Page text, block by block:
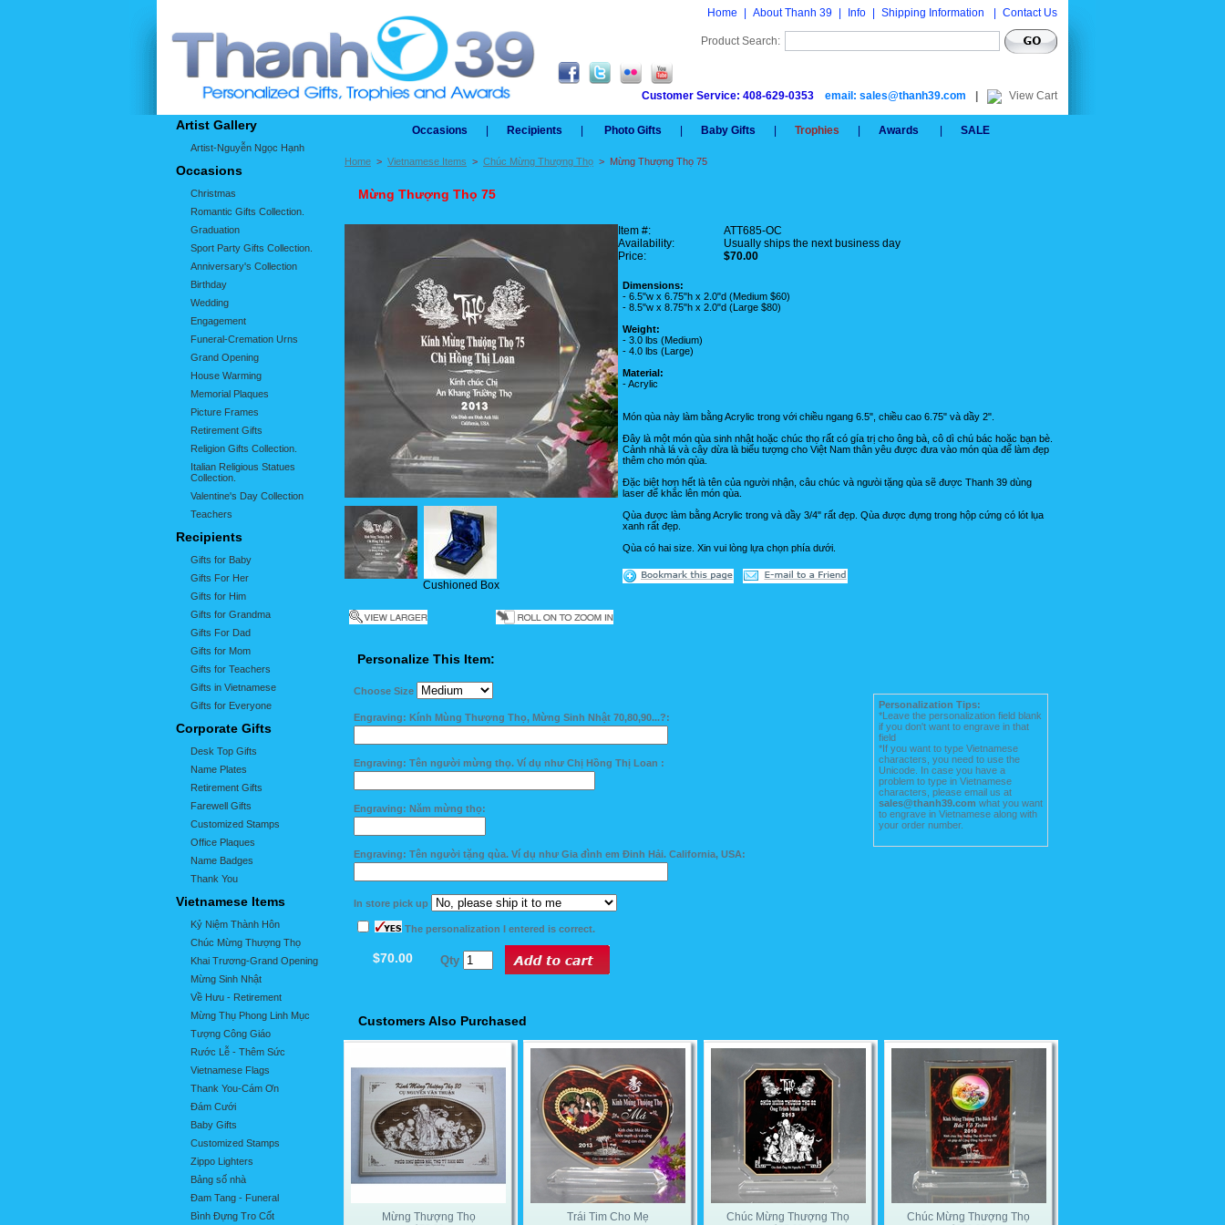
Home About Thanh 39 Info Shipping Information Contact Us
Product Search:
Customer Service: 408-629-0353 email: sales@thanh39.com View Cart
Artist Gallery
Artist-Nguyễn Ngọc Hạnh
Occasions
Christmas
Romantic Gifts Collection.
Graduation
Sport Party Gifts Collection.
Anniversary's Collection
Birthday
Wedding
Engagement
Funeral-Cremation Urns
Grand Opening
House Warming
Memorial Plaques
Picture Frames
Retirement Gifts
Religion Gifts Collection.
Italian Religious Statues
Collection.
Valentine's Day Collection
Teachers
Recipients
Gifts for Baby
Gifts For Her
Gifts for Him
Gifts for Grandma
Gifts For Dad
Gifts for Mom
Gifts for Teachers
Gifts in Vietnamese
Gifts for Everyone
Corporate Gifts
Desk Top Gifts
Name Plates
Retirement Gifts
Farewell Gifts
Customized Stamps
Office Plaques
Name Badges
Thank You
Vietnamese Items
Kỷ Niệm Thành Hôn
Chúc Mừng Thượng Thọ
Khai Trương-Grand Opening
Mừng Sinh Nhật
Về Hưu - Retirement
Mừng Thụ Phong Linh Mục
Tượng Công Giáo
Rước Lễ - Thêm Sức
Vietnamese Flags
Thank You-Cám Ơn
Đám Cưới
Baby Gifts
Customized Stamps
Zippo Lighters
Bảng số nhà
Đam Tang - Funeral
Bình Đựng Tro Cốt
Occasions Recipients Photo Gifts Baby Gifts Trophies Awards SALE
Home > Vietnamese Items > Chúc Mừng Thượng Thọ > Mừng Thượng Thọ 75
Mừng Thượng Thọ 75
Cushioned Box
Item #:
ATT685-OC
Availability:
Usually ships the next business day
Price:
$70.00
Dimensions:
- 6.5"w x 6.75"h x 2.0"d (Medium $60)
- 8.5"w x 8.75"h x 2.0"d (Large $80)
Weight:
- 3.0 lbs (Medium)
- 4.0 lbs (Large)
Material:
- Acrylic
Món qùa này làm bằng Acrylic trong với chiều ngang 6.5", chiều cao 6.75" và dầy 2".
Đây là một món qùa sinh nhật hoặc chúc thọ rất có gía trị cho ông bà, cô dì chú bác hoặc bạn bè.
Cảnh nhà lá và cây dừa là biểu tượng cho Việt Nam thân yêu được đưa vào món qùa để làm đẹp
thêm cho món qùa.
Đặc biệt hơn hết là tên của người nhận, câu chúc và ngưòi tặng qùa sẽ được Thanh 39 dùng
laser để khắc lên món qùa.
Qùa được làm bằng Acrylic trong và dầy 3/4" rất đẹp. Qùa được đựng trong hộp cứng có lót lụa
xanh rất đẹp.
Qùa có hai size. Xin vui lòng lựa chọn phía dưới.
Personalize This Item:
Choose Size
Engraving: Kính Mùng Thượng Thọ, Mừng Sinh Nhật 70,80,90...?:
Engraving: Tên người mừng thọ. Ví dụ như Chị Hồng Thị Loan :
Engraving: Năm mừng thọ:
Engraving: Tên người tặng qùa. Ví dụ như Gia đình em Đinh Hải. California, USA:
In store pick up
The personalization I entered is correct.
$70.00 Qty
Personalization Tips:
*Leave the personalization field blank
if you don't want to engrave in that
field
*If you want to type Vietnamese
characters, you need to use the
Unicode. In case you have a
problem to type in Vietnamese
characters, please email us at
sales@thanh39.com what you want
to engrave in Vietnamese along with
your order number.
Customers Also Purchased
Mừng Thượng Thọ Trái Tim Cho Mẹ Chúc Mừng Thượng Thọ Chúc Mừng Thượng Thọ